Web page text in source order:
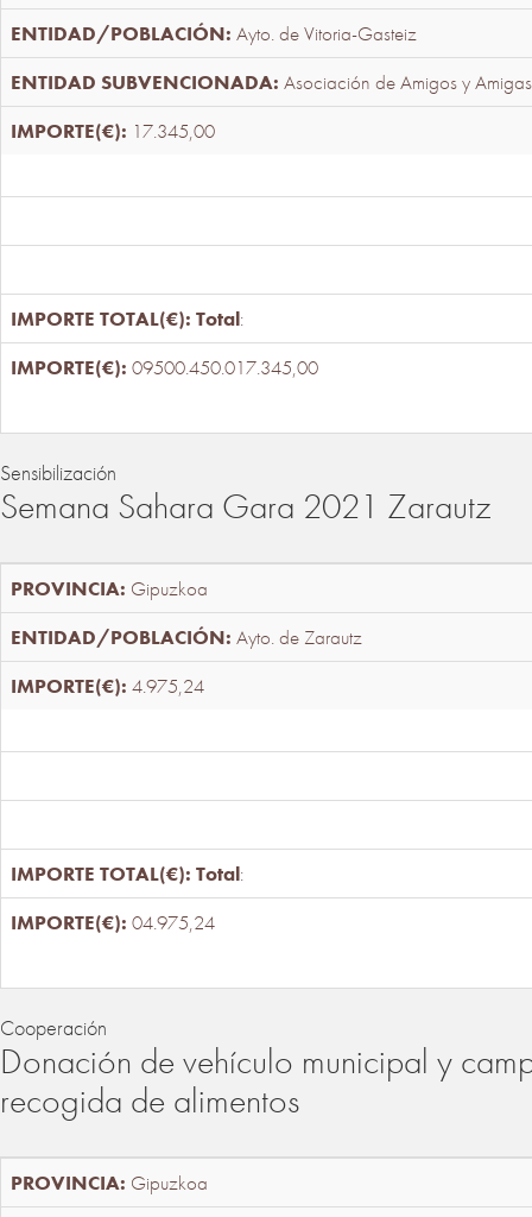
Ayto. de Vitoria-Gasteiz
Asociación de Amigos y
17.345,00
Total:
09500.450.017.345,00
Sensibilización
Semana Sahara Gara 2021 Zarautz
Gipuzkoa
Ayto. de Zarautz
4.975,24
Total:
04.975,24
Cooperación
Donación de vehículo municipal y
recogida de alimentos
Gipuzkoa